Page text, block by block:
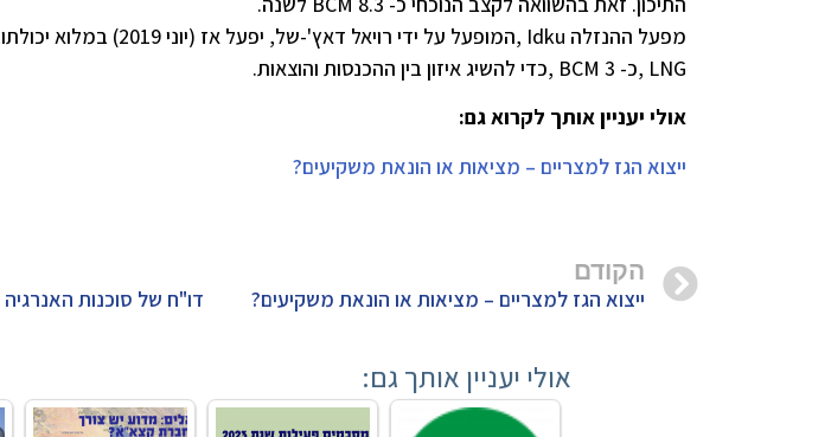
LNG ,כ- 3 BCM ,כדי להשיג איזון בין ההכנסות והוצאות.
אולי יעניין אותך לקרוא גם:
ייצוא הגז למצריים – מציאות או הונאת משקיעים?
הקודם
ייצוא הגז למצריים – מציאות או הונאת משקיעים?
אולי יעניין אותך גם: